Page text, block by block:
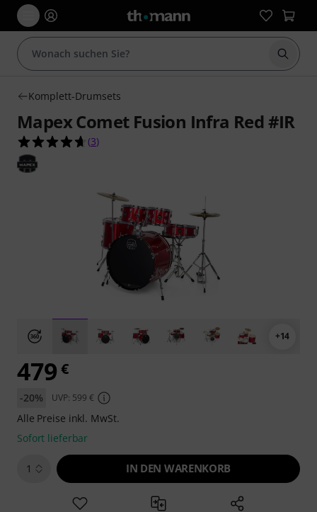
Suche
Komplett-Drumsets
Mapex Comet Fusion Infra Red #IR
4.7 von 5 Sternen aus 3 Kundenbewertungen
(3)
+14
479 €
-20% UVP: 599 €
Alle Preise inkl. MwSt.
Sofort lieferbar
1 IN DEN WARENKORB